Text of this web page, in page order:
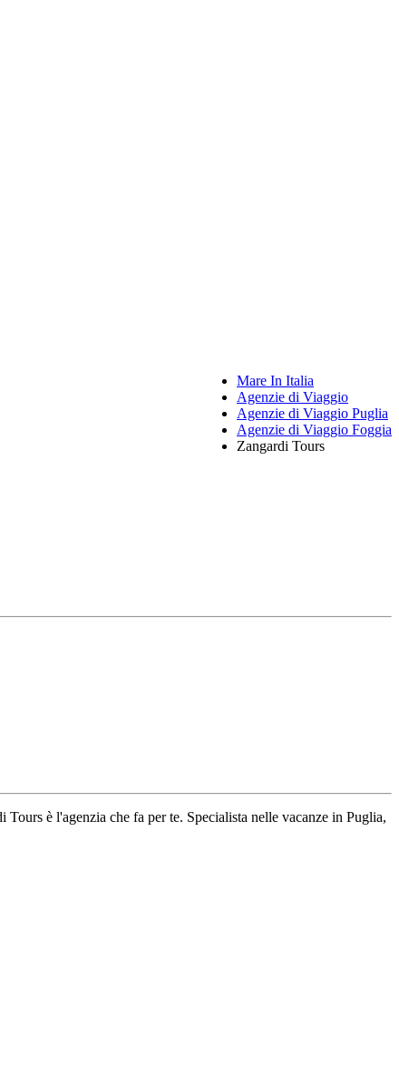
Mare In Italia
Agenzie di Viaggio
Agenzie di Viaggio Puglia
Agenzie di Viaggio Foggia
Zangardi Tours
è l'agenzia che fa per te. Specialista nelle vacanze in Puglia,